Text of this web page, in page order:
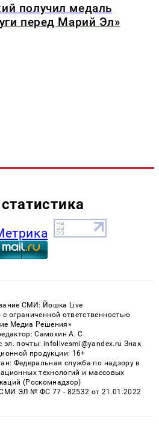
получил медаль
перед Марий Эл»
СМИ: Йошка Live
ограниченной ответственностью
Медиа Решения»
Самохин А. С.
эл. почты: infolivesmi@yandex.ru Знак
продукции: 16+
Федеральная служба по надзору в
технологий и массовых
(Роскомнадзор)
ЭЛ № ФС 77 - 82532 от 21.01.2022